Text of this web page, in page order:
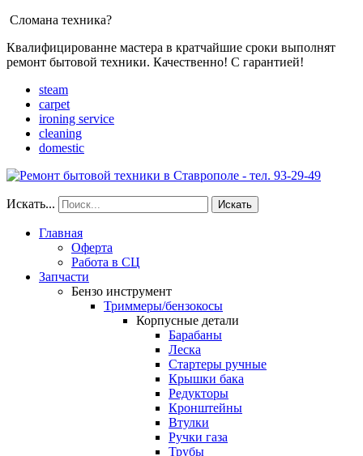
Сломана техника?
Квалифицированне мастера в кратчайшие сроки выполнят
ремонт бытовой техники. Качественно! С гарантией!
steam
carpet
ironing service
cleaning
domestic
Искать... Искать
Главная
Оферта
Работа в СЦ
Запчасти
Бензо инструмент
Триммеры/бензокосы
Корпусные детали
Барабаны
Леска
Стартеры ручные
Крышки бака
Редукторы
Кронштейны
Втулки
Ручки газа
Трубы